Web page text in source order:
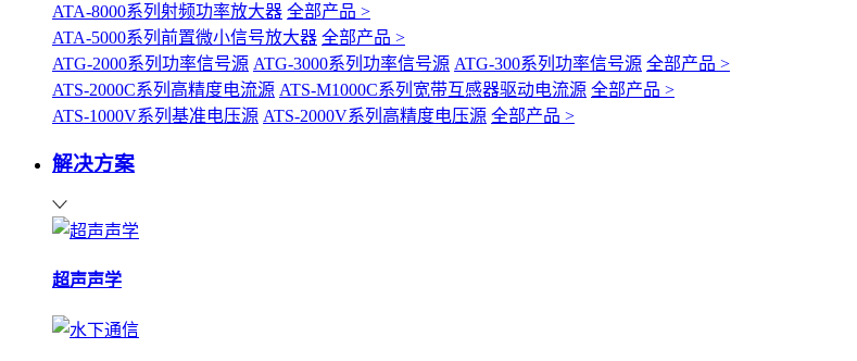
ATA-8000系列射频功率放大器 全部产品 >
ATA-5000系列前置微小信号放大器 全部产品 >
ATG-2000系列功率信号源 ATG-3000系列功率信号源 ATG-300系列功率信号源 全部产品 >
ATS-2000C系列高精度电流源 ATS-M1000C系列宽带互感器驱动电流源 全部产品 >
ATS-1000V系列基准电压源 ATS-2000V系列高精度电压源 全部产品 >
解决方案
超声声学